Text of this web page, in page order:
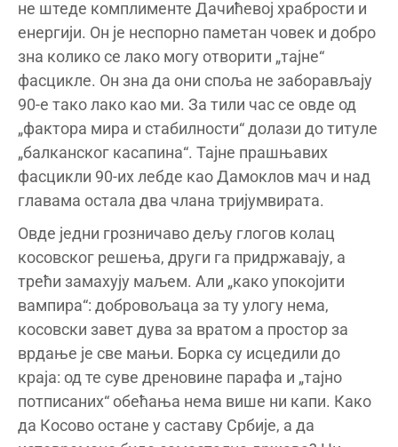
не штеде комплименте Дачићевој храбрости и
енергији. Он је неспорно паметан човек и добро
зна колико се лако могу отворити „тајне“
фасцикле. Он зна да они споља не заборављају
90-е тако лако као ми. За тили час се овде од
„фактора мира и стабилности“ долази до титуле
„балканског касапина“. Тајне прашњавих
фасцикли 90-их лебде као Дамоклов мач и над
главама остала два члана тријумвирата.
Овде једни грозничаво дељу глогов колац
косовског решења, други га придржавају, а
трећи замахују маљем. Али „како упокојити
вампира“: добровољаца за ту улогу нема,
косовски завет дува за вратом а простор за
врдање је све мањи. Борка су исцедили до
краја: од те суве дреновине парафа и „тајно
потписаних“ обећања нема више ни капи. Како
да Косово остане у саставу Србије, а да